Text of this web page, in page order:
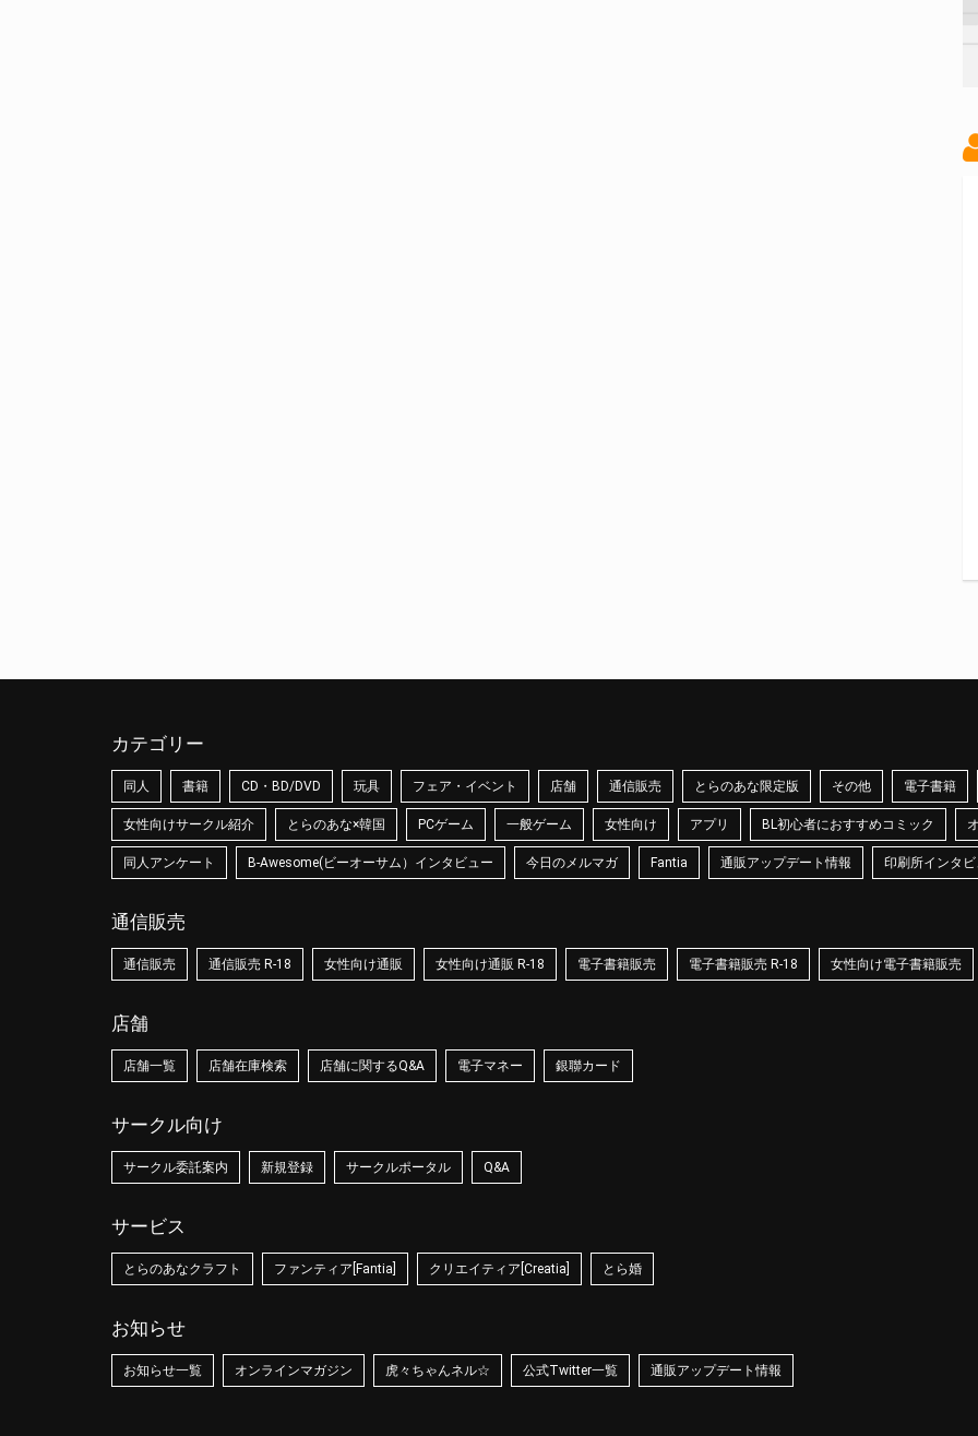
カテゴリー
同人 書籍 CD・BD/DVD 玩具 フェア・イベント 店舗 通信販売 とらのあな限定版 その他 電子書籍
女性向けサークル紹介 とらのあな×韓国 PCゲーム 一般ゲーム 女性向け アプリ BL初心者におすすめコミック
同人アンケート B-Awesome(ビーオーサム）インタビュー 今日のメルマガ Fantia 通販アップデート情報 印刷所インタ
通信販売
通信販売 通信販売 R-18 女性向け通販 女性向け通販 R-18 電子書籍販売 電子書籍販売 R-18 女性向け電子書籍販売
店舗
店舗一覧 店舗在庫検索 店舗に関するQ&A 電子マネー 銀聯カード
サークル向け
サークル委託案内 新規登録 サークルポータル Q&A
サービス
とらのあなクラフト ファンティア[Fantia] クリエイティア[Creatia] とら婚
お知らせ
お知らせ一覧 オンラインマガジン 虎々ちゃんネル☆ 公式Twitter一覧 通販アップデート情報